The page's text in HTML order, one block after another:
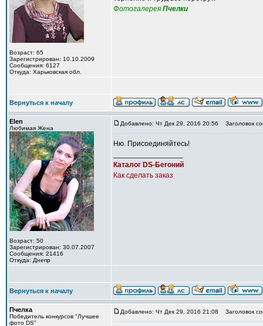
Возраст: 65
Зарегистрирован: 10.10.2009
Сообщения: 6127
Откуда: Харьковская обл.
Фотогалерея Пчелки
Вернуться к началу
Elen
Любимая Жена
Возраст: 50
Зарегистрирован: 30.07.2007
Сообщения: 21416
Откуда: Днепр
Добавлено: Чт Дек 29, 2016 20:56 Заголовок
Ню. Присоединяйтесь!
Каталог DS-Бегоний
Как сделать заказ
Вернуться к началу
Пчелка
Победитель конкурсов "Лучшее
фото DS"
Добавлено: Чт Дек 29, 2016 21:08 Заголовок